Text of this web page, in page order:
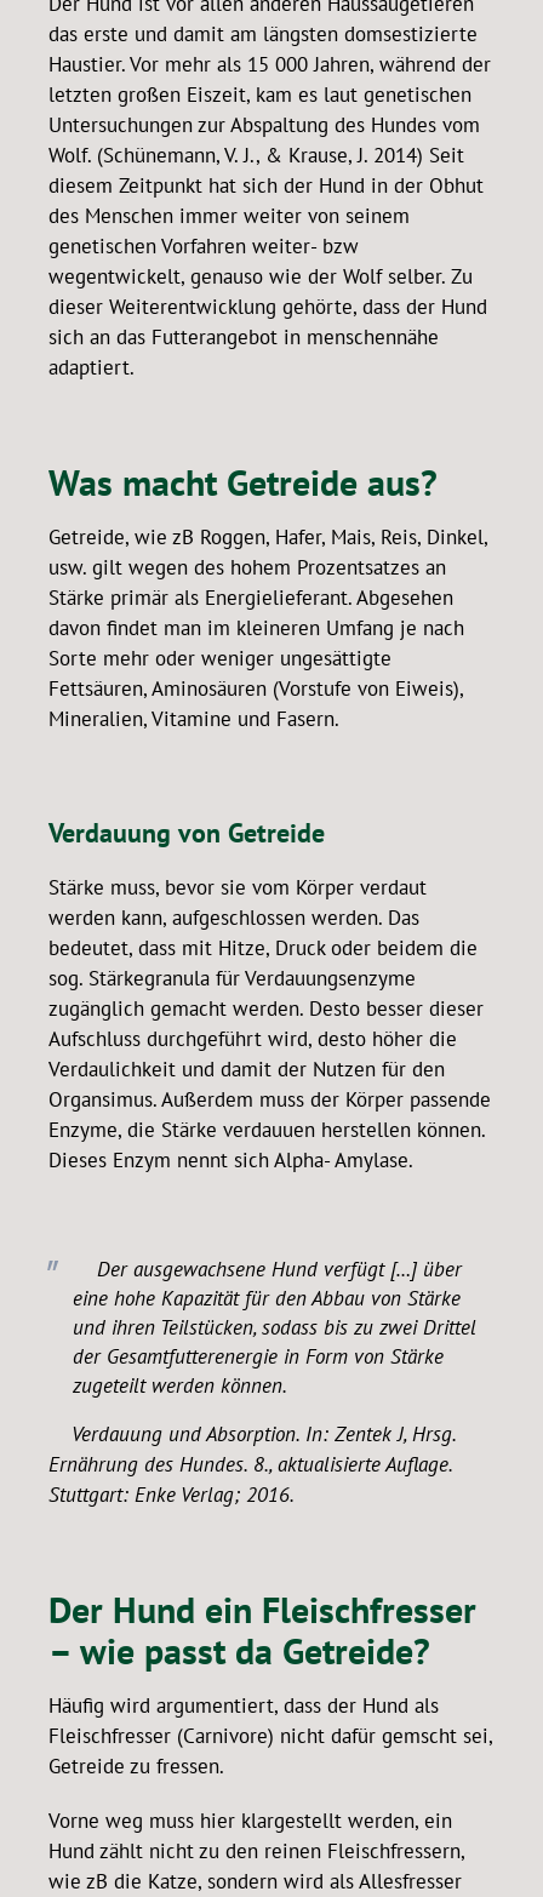
das erste und damit am längsten domsestizierte
Haustier. Vor mehr als 15 000 Jahren, während der
letzten großen Eiszeit, kam es laut genetischen
Untersuchungen zur Abspaltung des Hundes vom
Wolf. (Schünemann, V. J., & Krause, J. 2014) Seit
diesem Zeitpunkt hat sich der Hund in der Obhut
des Menschen immer weiter von seinem
genetischen Vorfahren weiter- bzw
wegentwickelt, genauso wie der Wolf selber. Zu
dieser Weiterentwicklung gehörte, dass der Hund
sich an das Futterangebot in menschennähe
adaptiert.
Was macht Getreide aus?
Getreide, wie zB Roggen, Hafer, Mais, Reis, Dinkel,
usw. gilt wegen des hohem Prozentsatzes an
Stärke primär als Energielieferant. Abgesehen
davon findet man im kleineren Umfang je nach
Sorte mehr oder weniger ungesättigte
Fettsäuren, Aminosäuren (Vorstufe von Eiweis),
Mineralien, Vitamine und Fasern.
Verdauung von Getreide
Stärke muss, bevor sie vom Körper verdaut
werden kann, aufgeschlossen werden. Das
bedeutet, dass mit Hitze, Druck oder beidem die
sog. Stärkegranula für Verdauungsenzyme
zugänglich gemacht werden. Desto besser dieser
Aufschluss durchgeführt wird, desto höher die
Verdaulichkeit und damit der Nutzen für den
Organsimus. Außerdem muss der Körper passende
Enzyme, die Stärke verdauuen herstellen können.
Dieses Enzym nennt sich Alpha- Amylase.
Der ausgewachsene Hund verfügt […] über
eine hohe Kapazität für den Abbau von Stärke
und ihren Teilstücken, sodass bis zu zwei Drittel
der Gesamtfutterenergie in Form von Stärke
zugeteilt werden können.
Verdauung und Absorption. In: Zentek J, Hrsg.
Ernährung des Hundes. 8., aktualisierte Auflage.
Stuttgart: Enke Verlag; 2016.
Der Hund ein Fleischfresser
– wie passt da Getreide?
Häufig wird argumentiert, dass der Hund als
Fleischfresser (Carnivore) nicht dafür gemscht sei,
Getreide zu fressen.
Vorne weg muss hier klargestellt werden, ein
Hund zählt nicht zu den reinen Fleischfressern,
wie zB die Katze, sondern wird als Allesfresser